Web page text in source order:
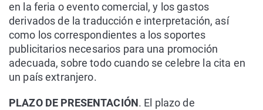
en la feria o evento comercial, y los gastos
derivados de la traducción e interpretación, así
como los correspondientes a los soportes
publicitarios necesarios para una promoción
adecuada, sobre todo cuando se celebre la cita en
un país extranjero.
PLAZO DE PRESENTACIÓN. El plazo de